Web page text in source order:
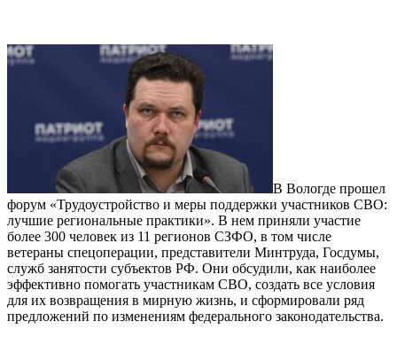
В Вологде прошел
форум «Трудоустройство и меры поддержки участников СВО:
лучшие региональные практики». В нем приняли участие
более 300 человек из 11 регионов СЗФО, в том числе
ветераны спецоперации, представители Минтруда, Госдумы,
служб занятости субъектов РФ. Они обсудили, как наиболее
эффективно помогать участникам СВО, создать все условия
для их возвращения в мирную жизнь, и сформировали ряд
предложений по изменениям федерального законодательства.